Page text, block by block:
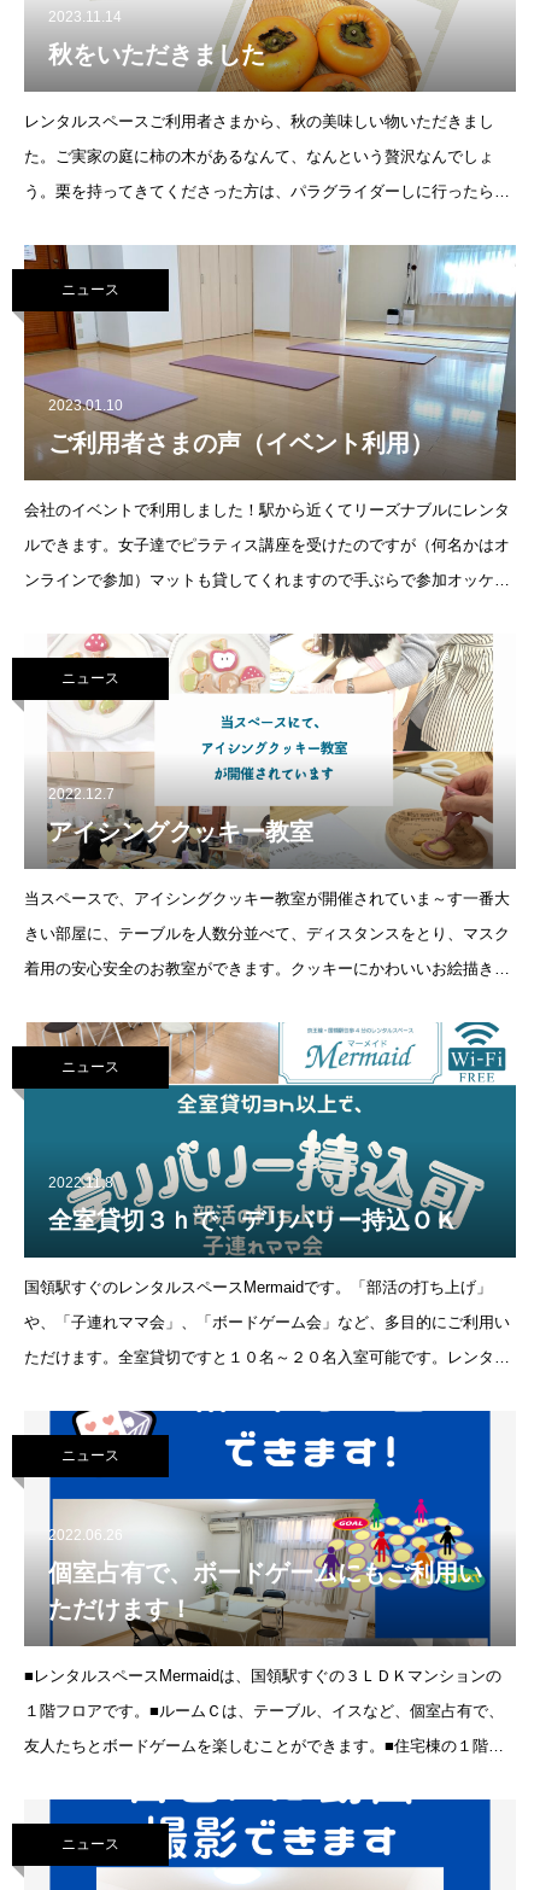
2023.11.14
秋をいただきました
レンタルスペースご利用者さまから、秋の美味しい物いただきまし
た。ご実家の庭に柿の木があるなんて、なんという贅沢なんでしょ
う。栗を持ってきてくださった方は、パラグライダーしに行ったらお
皆
ニュース
2023.01.10
ご利用者さまの声（イベント利用）
会社のイベントで利用しました！駅から近くてリーズナブルにレンタ
ルできます。女子達でピラティス講座を受けたのですが（何名かはオ
ンラインで参加）マットも貸してくれますので手ぶらで参加オッケー
所もキレイでしたのでまた
ニュース
2022.12.7
アイシングクッキー教室
当スペースで、アイシングクッキー教室が開催されていま～す一番大
きい部屋に、テーブルを人数分並べて、ディスタンスをとり、マスク
着用の安心安全のお教室ができます。クッキーにかわいいお絵描きを
り♡手作りプレゼント
ニュース
2022.11.8
全室貸切３ｈで、デリバリー持込ＯＫ
国領駅すぐのレンタルスペースMermaidです。「部活の打ち上げ」
や、「子連れママ会」、「ボードゲーム会」など、多目的にご利用い
ただけます。全室貸切ですと１０名～２０名入室可能です。レンタル
Mermaidは、
ニュース
2022.06.26
個室占有で、ボードゲームにもご利用い
ただけます！
■レンタルスペースMermaidは、国領駅すぐの３ＬＤＫマンションの
１階フロアです。■ルームＣは、テーブル、イスなど、個室占有で、
友人たちとボードゲームを楽しむことができます。■住宅棟の１階な
ニュース